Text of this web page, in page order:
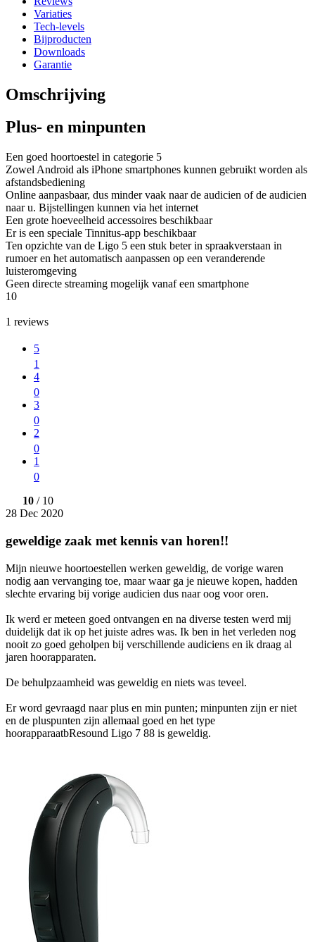
Variaties
Tech-levels
Bijproducten
Downloads
Garantie
Omschrijving
Plus- en minpunten
Een goed hoortoestel in categorie 5
Zowel Android als iPhone smartphones kunnen gebruikt worden als
afstandsbediening
Online aanpasbaar, dus minder vaak naar de audicien of de audicien
naar u. Bijstellingen kunnen via het internet
Een grote hoeveelheid accessoires beschikbaar
Er is een speciale Tinnitus-app beschikbaar
Ten opzichte van de Ligo 5 een stuk beter in spraakverstaan in
rumoer en het automatisch aanpassen op een veranderende
luisteromgeving
Geen directe streaming mogelijk vanaf een smartphone
10
1 reviews
5
1
4
0
3
0
2
0
1
0
10 / 10
28 Dec 2020
geweldige zaak met kennis van horen!!
Mijn nieuwe hoortoestellen werken geweldig, de vorige waren
nodig aan vervanging toe, maar waar ga je nieuwe kopen, hadden
slechte ervaring bij vorige audicien dus naar oog voor oren.
Ik werd er meteen goed ontvangen en na diverse testen werd mij
duidelijk dat ik op het juiste adres was. Ik ben in het verleden nog
nooit zo goed geholpen bij verschillende audiciens en ik draag al
jaren hoorapparaten.
De behulpzaamheid was geweldig en niets was teveel.
Er word gevraagd naar plus en min punten; minpunten zijn er niet
en de pluspunten zijn allemaal goed en het type
hoorapparaatbResound Ligo 7 88 is geweldig.